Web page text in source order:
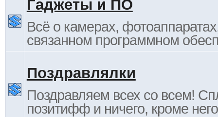
Гаджеты и ПО
Всё о камерах,
связанном программном
Поздравлялки
Поздравляем всех со всем!
позитифф и ничего, кроме